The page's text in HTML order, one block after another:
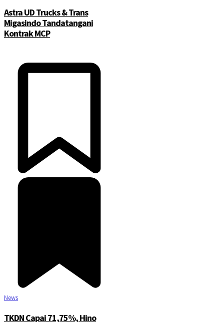
Astra UD Trucks & Trans
Migasindo Tandatangani
Kontrak MCP
News
TKDN Capai 71,75%, Hino